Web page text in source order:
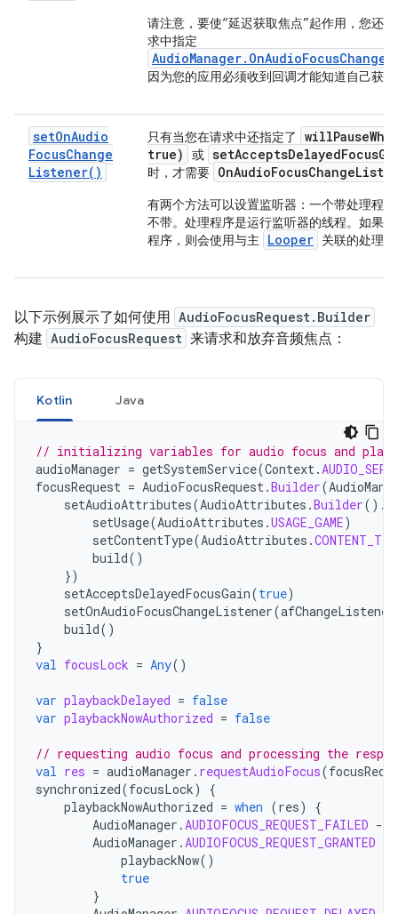
请注意，要使“延迟获取焦点”起作用，您还
求中指定
因为您的应用必须收到回调才能知道自己获
setOnAudio
FocusChange
Listener( )
只有当您在请求中还指定了
true)
或
时，才需要 OnAudioFocusChange
有两个方法可以设置监听器：一个带处理程
不带。处理程序是运行监听器的线程。如果
程序，则会使用与主
Looper 关联的处理
以下示例展示了如何使用 AudioFocusRequest.Builder
构建 AudioFocusRequest 来请求和放弃音频焦点：
Kotlin Java
// initializing variables for audio focus and
audioManager = getSystemService(Context.
focusRequest = AudioFocusRequest.Builder(
setAudioAttributes(AudioAttributes .Builder().
setUsage(AudioAttributes .USAGE_GAME)
setContentType(AudioAttributes .
build()
})
setAcceptsDelayedFocusGain(true)
setOnAudioFocusChangeListener(afChangeListener
build()
}
val focusLock = Any()
var playbackDelayed = false
var playbackNowAuthorized = false
// requesting audio focus and processing the
val res = audioManager . requestAudioFocus(
synchronized(focusLock)
{
playbackNowAuthorized = when (res)
{
AudioManager .AUDIOFOCUS_REQUEST_FAILED -
AudioManager .AUDIOFOCUS_REQUEST_GRANTED
playbackNow()
true
}